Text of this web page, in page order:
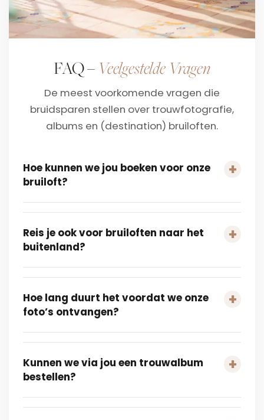
FAQ – Veelgestelde Vragen
De meest voorkomende vragen die
bruidsparen stellen over trouwfotografie,
albums en (destination) bruiloften.
Hoe kunnen we jou boeken voor onze
bruiloft?
Reis je ook voor bruiloften naar het
buitenland?
Hoe lang duurt het voordat we onze
foto’s ontvangen?
Kunnen we via jou een trouwalbum
bestellen?